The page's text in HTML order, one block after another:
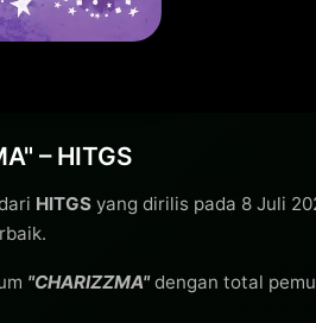
– HITGS
HITGS yang dirilis pada 8 Juli
"CHARIZZMA"dengan total